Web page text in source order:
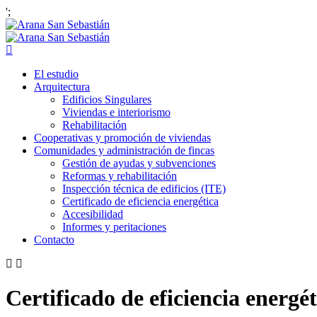
';
El estudio
Arquitectura
Edificios Singulares
Viviendas e interiorismo
Rehabilitación
Cooperativas y promoción de viviendas
Comunidades y administración de fincas
Gestión de ayudas y subvenciones
Reformas y rehabilitación
Inspección técnica de edificios (ITE)
Certificado de eficiencia energética
Accesibilidad
Informes y peritaciones
Contacto
Certificado de eficiencia